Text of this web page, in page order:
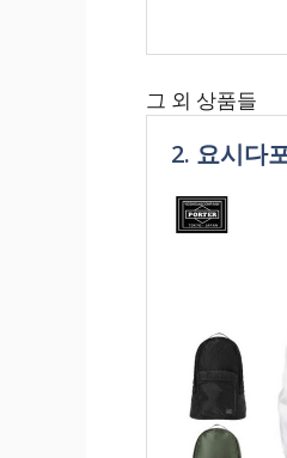
그 외 상품들
2. 요시다